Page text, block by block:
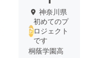
神奈川県
初めてのプ
ロジェクト
です
桐蔭学園高